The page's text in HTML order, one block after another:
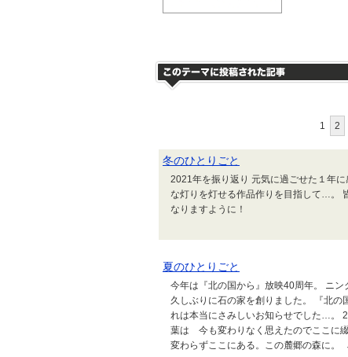
1 2
冬のひとりごと
2021年を振り返り 元気に過ごせた１年
な灯りを灯せる作品作りを目指して…。
なりますように！
夏のひとりごと
今年は『北の国から』放映40周年。 ニ
久しぶりに石の家を創りました。 『北の
れは本当にさみしいお知らせでした…。
葉は 今も変わりなく思えたのでここに
変わらずここにある。この麓郷の森に。